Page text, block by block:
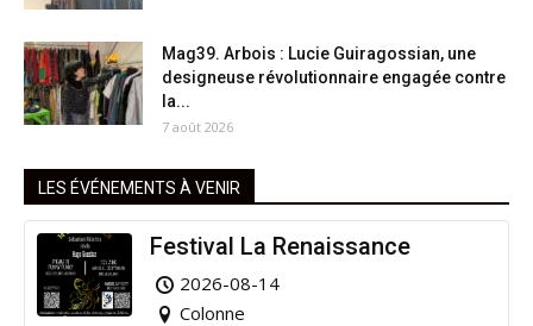
Mag39. Arbois : Lucie Guiragossian, une
designeuse révolutionnaire engagée contre
la...
7 août 2026
LES ÉVÉNEMENTS À VENIR
Festival La Renaissance
2026-08-14
Colonne